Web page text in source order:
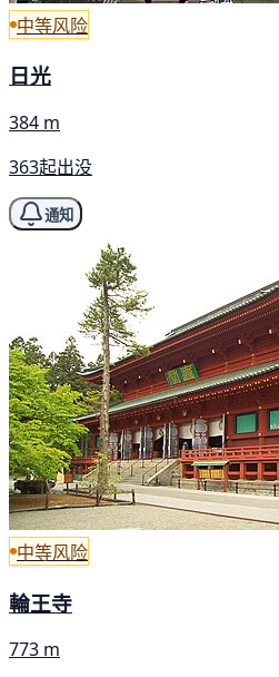
中等风险
日光
384 m
363起出没
通知
中等风险
輪王寺
773 m